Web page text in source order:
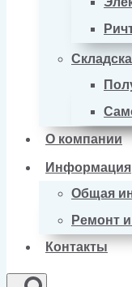
О компании
Информация
Общая
Ремонт
Контакты